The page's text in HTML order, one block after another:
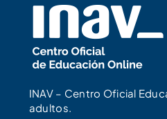
INAV – Centro Oficial
adultos.